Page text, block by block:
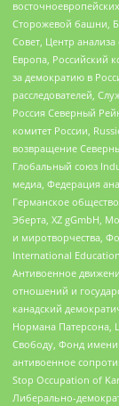
Сторожевой башни,
Совет, Центр
Европа, Российский
за демократию в
расследователей,
Россия Северный
комитет России,
возвращение
Глобальный союз
медиа, Федерация
Германское
Эберта, XZ gGmbH,
и миротворчества,
International
Антивоенное
отношений и
канадский
Нормана Патерсона,
Свободу, Фонд
антивоенное
Stop Occupation of
Либерально-